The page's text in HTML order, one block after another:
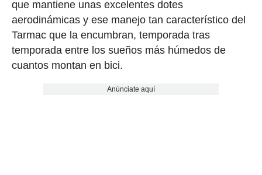
que mantiene unas excelentes dotes
aerodinámicas y ese manejo tan característico del
Tarmac que la encumbran, temporada tras
temporada entre los sueños más húmedos de
cuantos montan en bici.
Anúnciate aquí